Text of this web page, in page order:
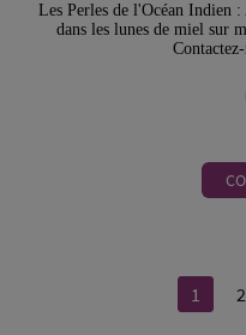
Les Perles de l'Océan Indien
dans les lunes de miel sur
1 2